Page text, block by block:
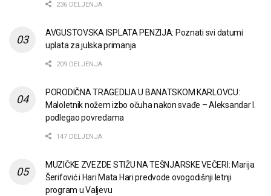
236 DELJENJA
AVGUSTOVSKA ISPLATA PENZIJA: Poznati svi datumi
uplata za julska primanja
209 DELJENJA
PORODIČNA TRAGEDIJA U BANATSKOM KARLOVCU:
Maloletnik nožem izbo očuha nakon svađe – Aleksandar I.
podlegao povredama
147 DELJENJA
MUZIČKE ZVEZDE STIŽU NA TEŠNJARSKE VEČERI: Marija
Šerifović i Hari Mata Hari predvode ovogodišnji letnji
program u Valjevu